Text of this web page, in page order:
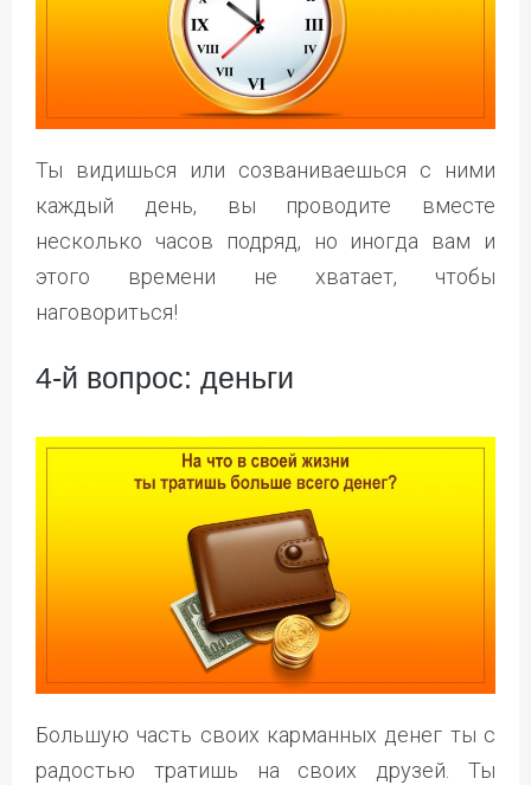
Ты видишься или созваниваешься с ними
каждый день, вы проводите вместе
несколько часов подряд, но иногда вам и
этого времени не хватает, чтобы
наговориться!
4-й вопрос: деньги
Большую часть своих карманных денег ты с
радостью тратишь на своих друзей. Ты